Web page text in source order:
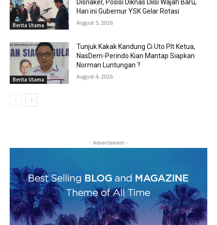
Berita Utama
Disnaker, Posisi Diknas Diisi Wajah Baru,
Hari ini Gubernur YSK Gelar Rotasi
August 5, 2026
Berita Utama
Tunjuk Kakak Kandung Ci Uto Plt Ketua,
NasDem-Perindo Kian Mantap Siapkan
Norman Luntungan ?
August 4, 2026
- Advertisment -